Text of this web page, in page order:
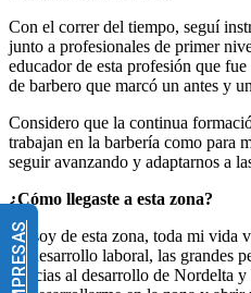
Con el correr del tiempo, seguí
junto a profesionales de primer
educador de esta profesión que
de barbero que marcó un antes y
Considero que la continua
trabajan en la barbería como para
seguir avanzando y adaptarnos a
¿Cómo llegaste a esta zona?
Yo soy de esta zona, toda mi vida
mi desarrollo laboral, las grandes
Gracias al desarrollo de Nordelta